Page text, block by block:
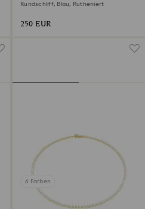
Rundschliff, Blau, Rutheniert
250 EUR
6 Farben